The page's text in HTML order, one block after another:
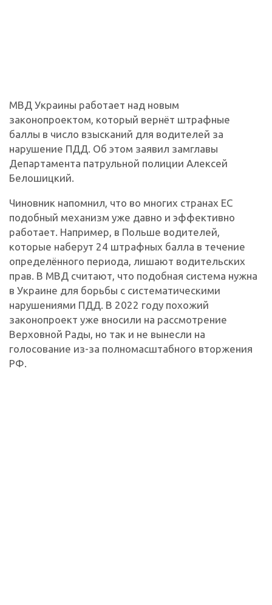
МВД Украины работает над новым
законопроектом, который вернёт штрафные
баллы в число взысканий для водителей за
нарушение ПДД. Об этом заявил замглавы
Департамента патрульной полиции Алексей
Белошицкий.
Чиновник напомнил, что во многих странах ЕС
подобный механизм уже давно и эффективно
работает. Например, в Польше водителей,
которые наберут 24 штрафных балла в течение
определённого периода, лишают водительских
прав. В МВД считают, что подобная система нужна
в Украине для борьбы с систематическими
нарушениями ПДД. В 2022 году похожий
законопроект уже вносили на рассмотрение
Верховной Рады, но так и не вынесли на
голосование из-за полномасштабного вторжения
РФ.